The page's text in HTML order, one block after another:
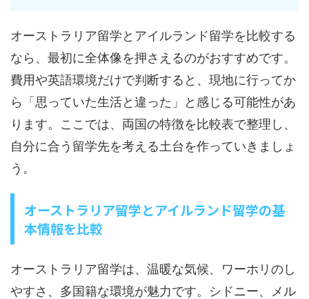
オーストラリア留学とアイルランド留学を比較する
なら、最初に全体像を押さえるのがおすすめです。
費用や英語環境だけで判断すると、現地に行ってか
ら「思っていた生活と違った」と感じる可能性があ
ります。ここでは、両国の特徴を比較表で整理し、
自分に合う留学先を考える土台を作っていきましょ
う。
オーストラリア留学とアイルランド留学の基
本情報を比較
オーストラリア留学は、温暖な気候、ワーホリのし
やすさ、多国籍な環境が魅力です。シドニー、メル